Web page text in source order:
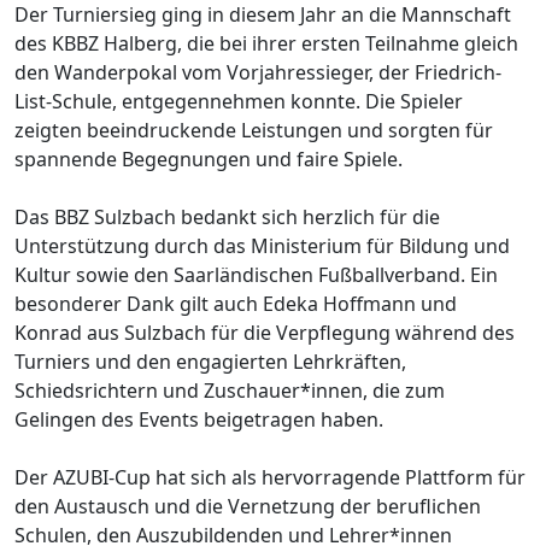
Der Turniersieg ging in diesem Jahr an die Mannschaft
des KBBZ Halberg, die bei ihrer ersten Teilnahme gleich
den Wanderpokal vom Vorjahressieger, der Friedrich-
List-Schule, entgegennehmen konnte. Die Spieler
zeigten beeindruckende Leistungen und sorgten für
spannende Begegnungen und faire Spiele.
Das BBZ Sulzbach bedankt sich herzlich für die
Unterstützung durch das Ministerium für Bildung und
Kultur sowie den Saarländischen Fußballverband. Ein
besonderer Dank gilt auch Edeka Hoffmann und
Konrad aus Sulzbach für die Verpflegung während des
Turniers und den engagierten Lehrkräften,
Schiedsrichtern und Zuschauer*innen, die zum
Gelingen des Events beigetragen haben.
Der AZUBI-Cup hat sich als hervorragende Plattform für
den Austausch und die Vernetzung der beruflichen
Schulen, den Auszubildenden und Lehrer*innen